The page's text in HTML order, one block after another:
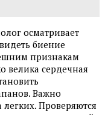
осматривает
биение
признакам
велика сердечная
Важно
легких. Проверяются